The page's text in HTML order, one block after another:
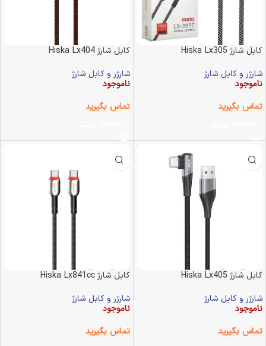
کابل شارژ Hiska Lx305
شارژر و کابل شارژ
ناموجود
تماس بگیرید
کابل شارژ Hiska Lx404
شارژر و کابل شارژ
ناموجود
تماس بگیرید
کابل شارژ Hiska Lx405
شارژر و کابل شارژ
ناموجود
تماس بگیرید
کابل شارژ Hiska Lx841cc
شارژر و کابل شارژ
ناموجود
تماس بگیرید